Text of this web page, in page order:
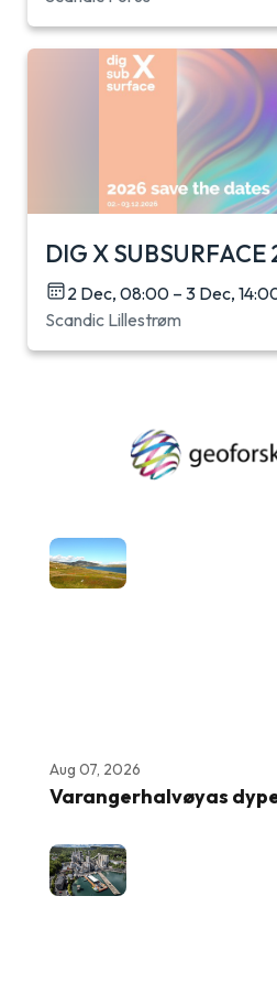
DIG X SUBSURFACE
2 Dec, 08:00 – 3 Dec,
Scandic Lillestrøm
Aug 07, 2026
Varangerhalvøyas